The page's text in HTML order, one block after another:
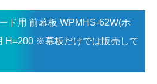
ド用 前幕板 WPMHS-62W(ホ
H=200 ※幕板だけでは販売して